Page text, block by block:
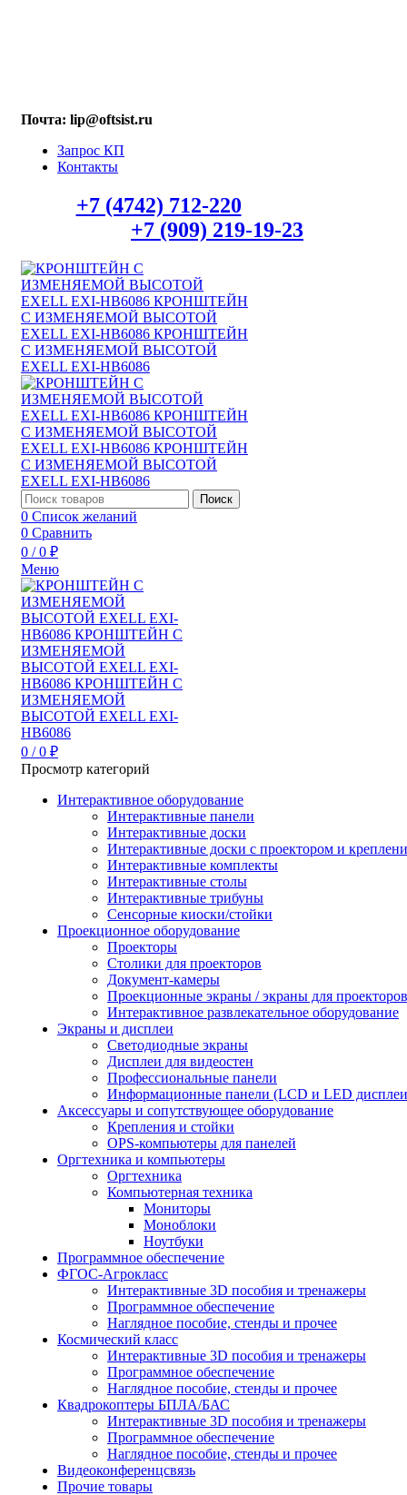
Почта: lip@oftsist.ru
Запрос КП
Контакты
+7 (4742) 712-220
+7 (909) 219-19-23
Поиск
0 Список желаний
0 Сравнить
0 / 0 ₽
Меню
0 / 0 ₽
Просмотр категорий
Интерактивное оборудование
Интерактивные панели
Интерактивные доски
Интерактивные доски с проектором и
Интерактивные комплекты
Интерактивные столы
Интерактивные трибуны
Сенсорные киоски/стойки
Проекционное оборудование
Проекторы
Столики для проекторов
Документ-камеры
Проекционные экраны / экраны для проекторов
Интерактивное развлекательное оборудование
Экраны и дисплеи
Светодиодные экраны
Дисплеи для видеостен
Профессиональные панели
Информационные панели (LCD и LED
Аксессуары и сопутствующее оборудование
Крепления и стойки
OPS-компьютеры для панелей
Оргтехника и компьютеры
Оргтехника
Компьютерная техника
Мониторы
Моноблоки
Ноутбуки
Программное обеспечение
ФГОС-Агрокласс
Интерактивные 3D пособия и тренажеры
Программное обеспечение
Наглядное пособие, стенды и прочее
Космический класс
Интерактивные 3D пособия и тренажеры
Программное обеспечение
Наглядное пособие, стенды и прочее
Квадрокоптеры БПЛА/БАС
Интерактивные 3D пособия и тренажеры
Программное обеспечение
Наглядное пособие, стенды и прочее
Видеоконференцсвязь
Прочие товары